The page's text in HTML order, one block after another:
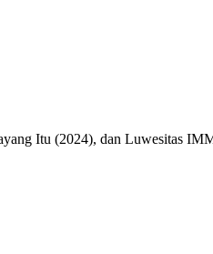
Itu (2024), dan Luwesitas